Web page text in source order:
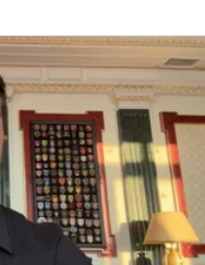
про
проти Росії й
спільного проєкту
закликав
ракет над